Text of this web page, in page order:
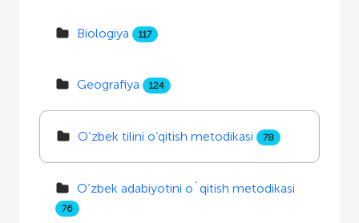
Biologiya 117
Geografiya 124
O‘zbek tilini o‘qitish metodikasi 78
O‘zbek adabiyotini o`qitish metodikasi
76